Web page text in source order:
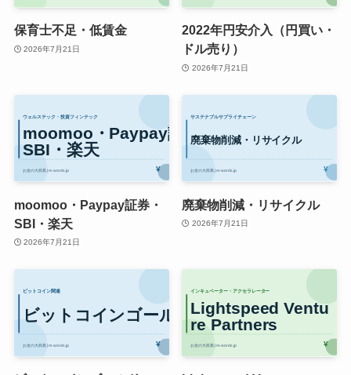
保育士不足・低賃金
2026年7月21日
2022年円安介入（円買い・
ドル売り）
2026年7月21日
moomoo・Paypay証券・
SBI・楽天
2026年7月21日
廃棄物削減・リサイクル
2026年7月21日